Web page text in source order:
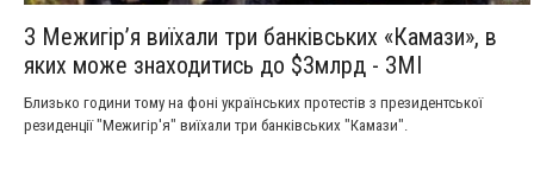
З Межигір’я виїхали три банківських «Камази», в
яких може знаходитись до $3млрд - ЗМІ
Близько години тому на фоні українських протестів з президентської
резиденції "Межигір'я" виїхали три банківських "Камази".